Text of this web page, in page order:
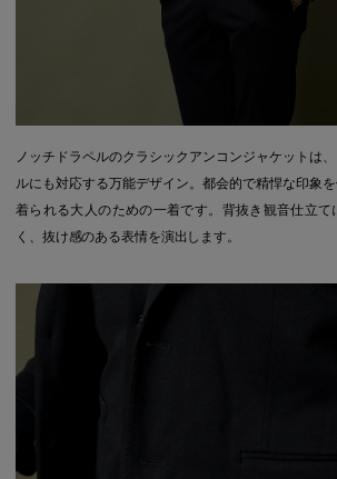
ノッチドラペルのクラシックアンコンジャケットは
ルにも対応する万能デザイン。都会的で精悍な印象
着られる大人のための一着です。背抜き観音仕立
く、抜け感のある表情を演出します。